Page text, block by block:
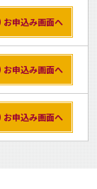
お申込み画面へ
お申込み画面へ
お申込み画面へ